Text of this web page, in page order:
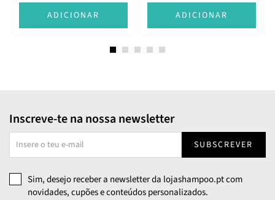
ADICIONAR ADICIONAR
Inscreve-te na nossa newsletter
SUBSCREVER
Sim, desejo receber a newsletter da lojashampoo.pt com
novidades, cupões e conteúdos personalizados.